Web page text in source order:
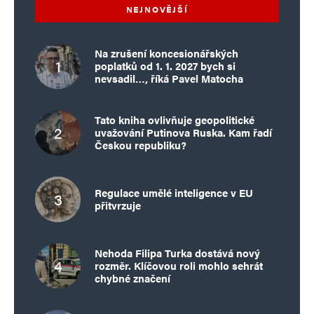
NEJNOVĚJŠÍ
Na zrušení koncesionářských
poplatků od 1. 1. 2027 bych si
nevsadil…, říká Pavel Matocha
Tato kniha ovlivňuje geopolitické
uvažování Putinova Ruska. Kam řadí
Českou republiku?
Regulace umělé inteligence v EU
přitvrzuje
Nehoda Filipa Turka dostává nový
rozměr. Klíčovou roli mohlo sehrát
chybné značení